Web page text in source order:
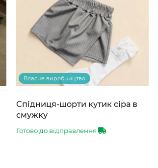
Власне виробництво
Спідниця-шорти кутик сіра в
смужку
Готово до відправлення